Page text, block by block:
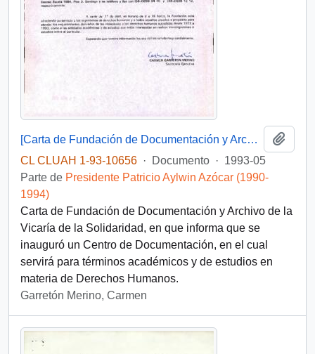
[Carta de Fundación de Documentación y Archivo de la Vicaría de la Solidaridad]
CL CLUAH 1-93-10656 · Documento · 1993-05
Parte de Presidente Patricio Aylwin Azócar (1990-
1994)
Carta de Fundación de Documentación y Archivo de la
Vicaría de la Solidaridad, en que informa que se
inauguró un Centro de Documentación, en el cual
servirá para términos académicos y de estudios en
materia de Derechos Humanos.
Garretón Merino, Carmen